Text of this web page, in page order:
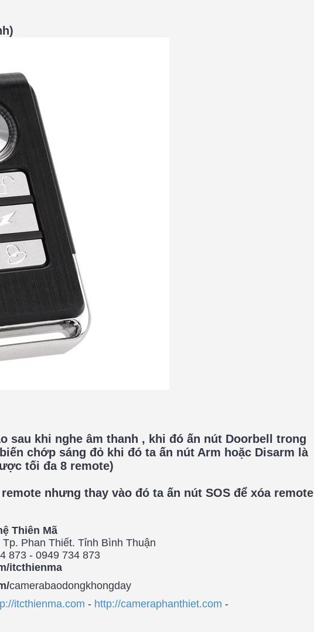
sau khi nghe âm thanh , khi đó ấn nút Doorbell trong
chớp sáng đỏ khi đó ta ấn nút Arm hoặc Disarm là
tối đa 8 remote)
nhưng thay vào đó ta ấn nút SOS để xóa remote
Thiên Mã
Phan Thiết. Tỉnh Bình Thuận
873 - 0949 734 873
itcthienma
camerabaodongkhongday
itcthienma.com - http://cameraphanthiet.com -